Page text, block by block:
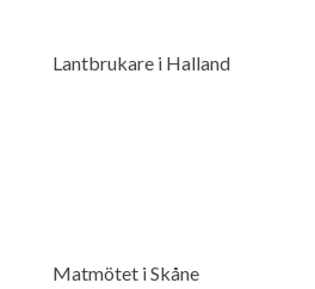
Lantbrukare i Halland
Matmötet i Skåne